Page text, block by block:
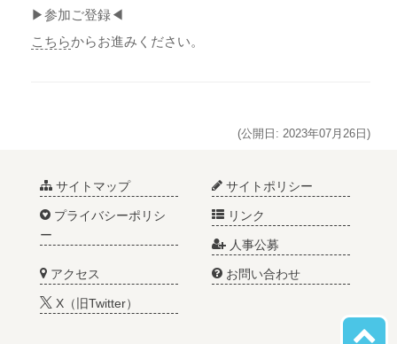
▶参加ご登録◀
こちらからお進みください。
(公開日: 2023年07月26日)
サイトマップ サイトポリシー
プライバシーポリシ
ー
リンク
人事公募
アクセス お問い合わせ
X（旧Twitter）